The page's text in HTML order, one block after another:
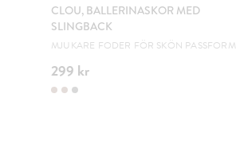
CLOU, BALLERINASKOR MED
SLINGBACK
MJUKARE FODER FÖR SKÖN PASSFORM
299 kr